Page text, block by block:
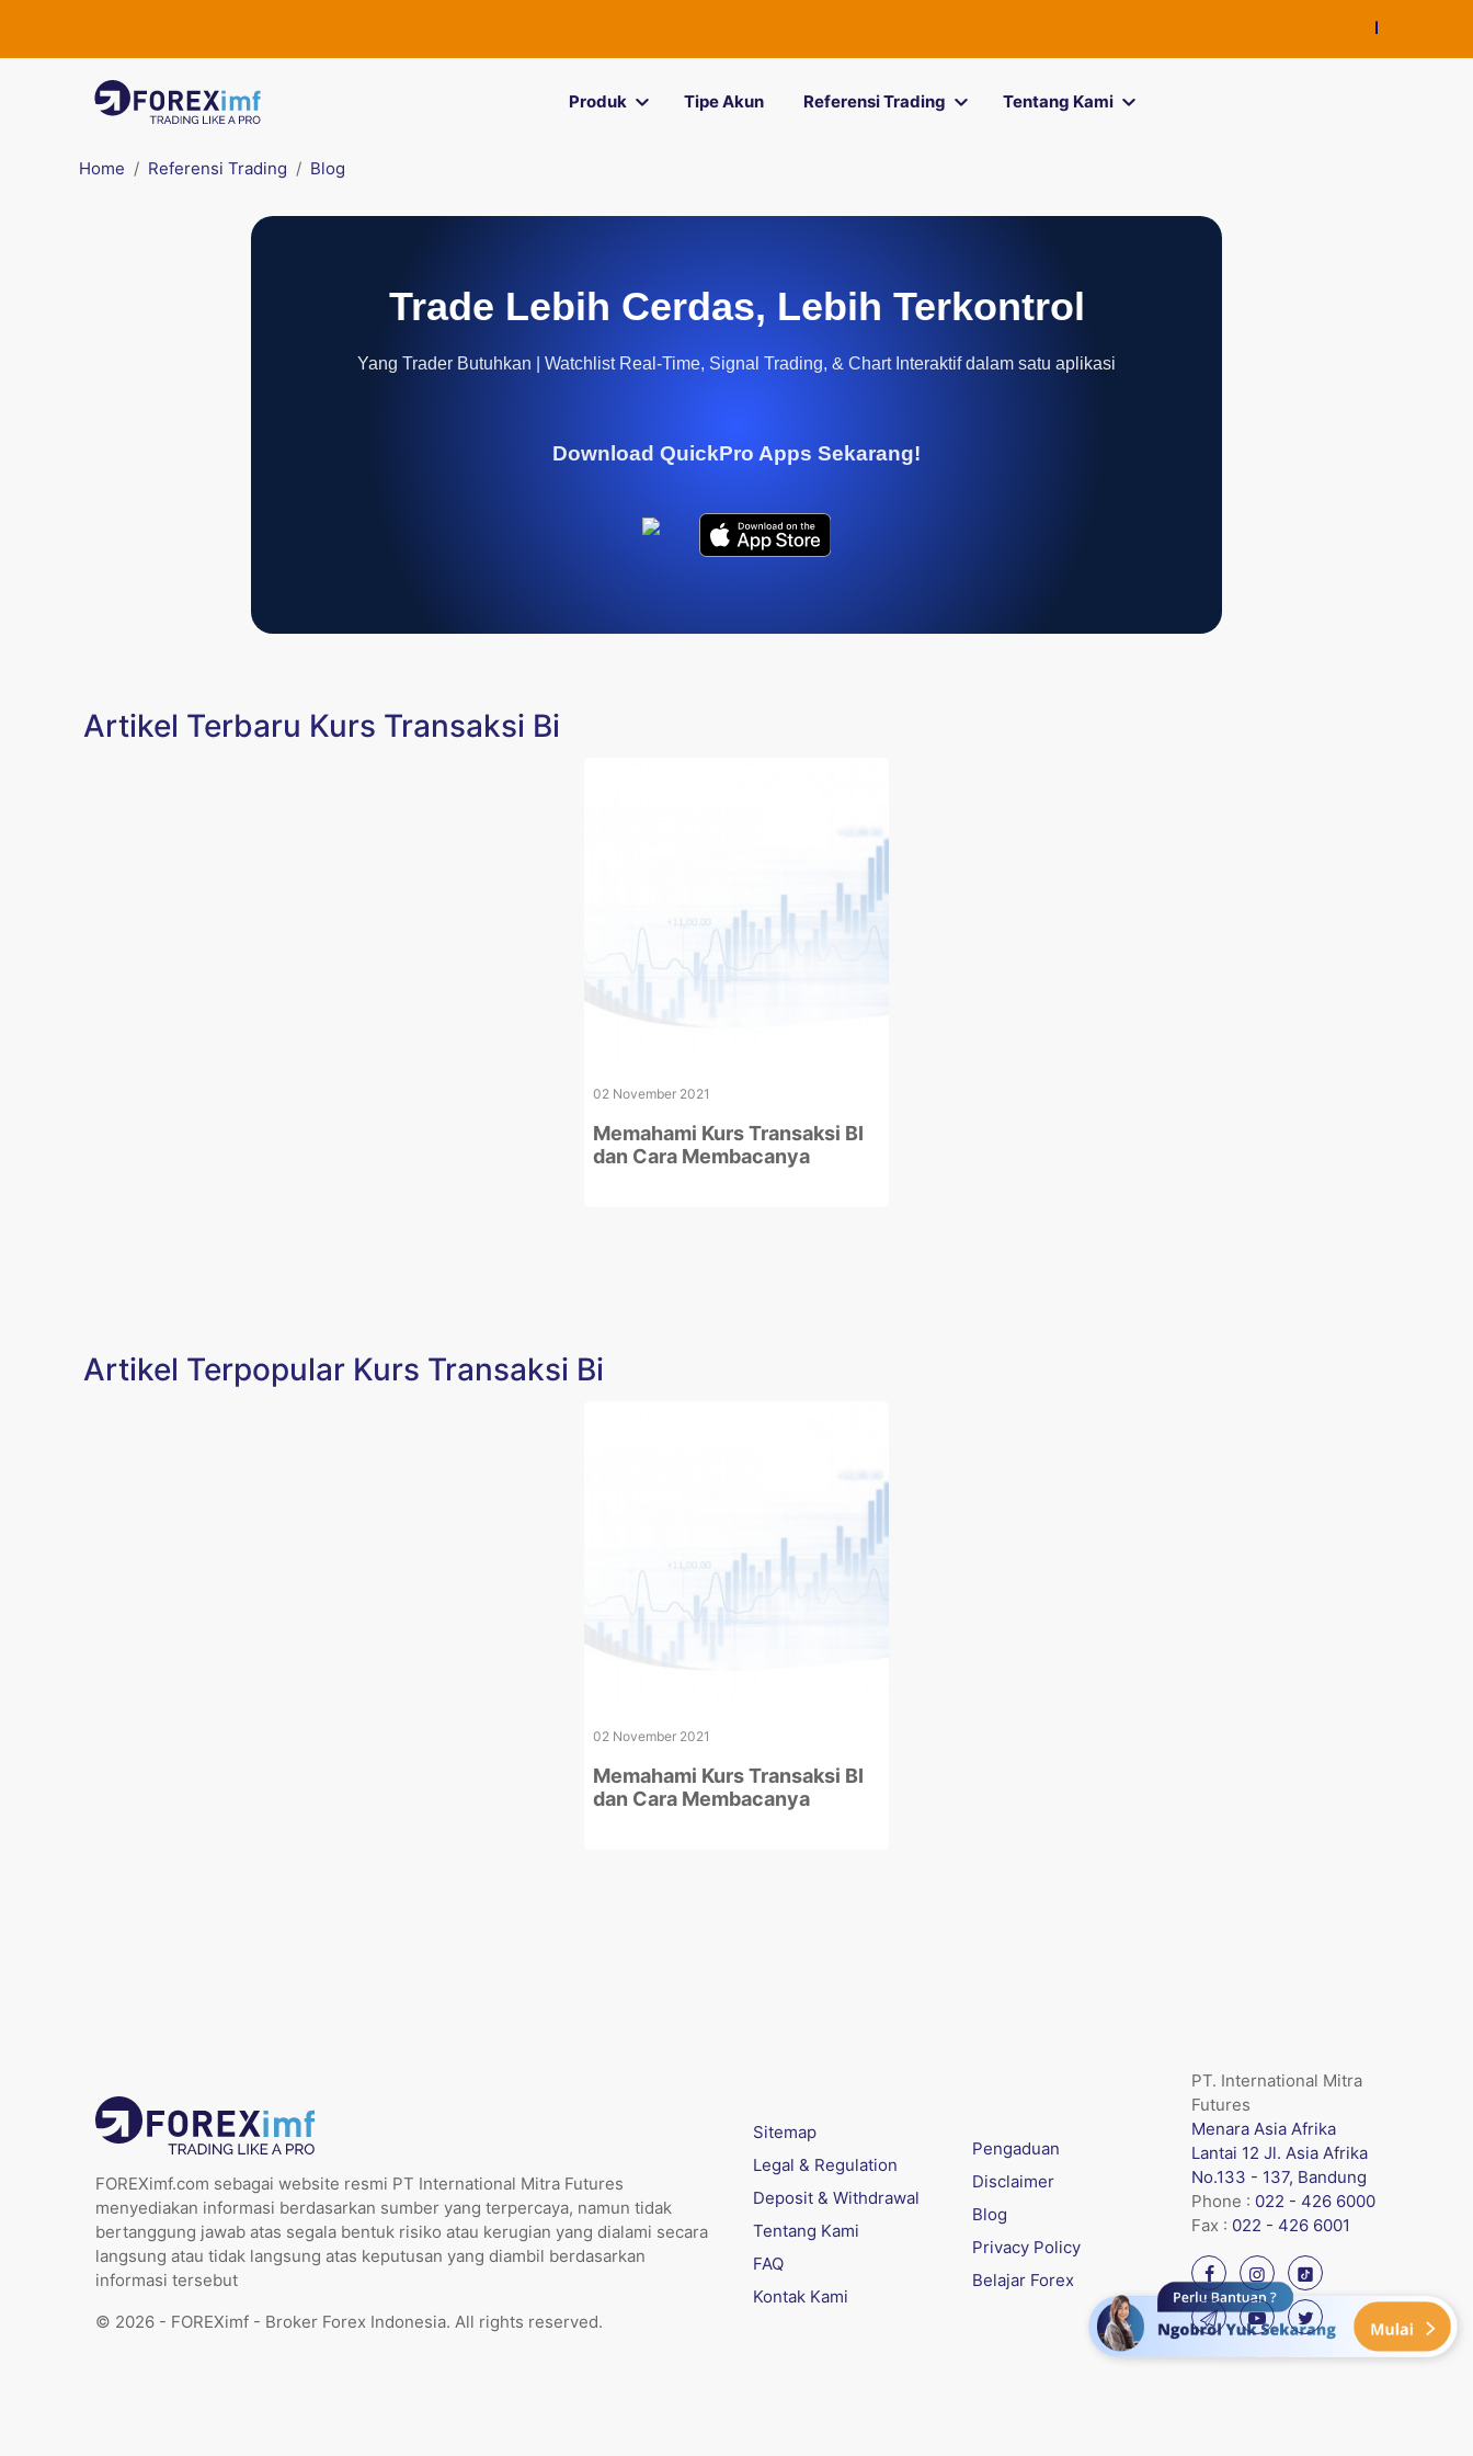
FOREXimf
Produk Tipe Akun Referensi Trading Tentang Kami
Home Referensi Trading Blog
Trade Lebih Cerdas, Lebih Terkontrol
Yang Trader Butuhkan | Watchlist Real-Time, Signal Trading, & Chart Interaktif dalam satu aplikasi
Download QuickPro Apps Sekarang!
Artikel Terbaru Kurs Transaksi Bi
02 November 2021
Memahami Kurs Transaksi BI
dan Cara Membacanya
Artikel Terpopular Kurs Transaksi Bi
02 November 2021
Memahami Kurs Transaksi BI
dan Cara Membacanya
FOREXimf.com sebagai website resmi PT International Mitra Futures
menyediakan informasi berdasarkan sumber yang terpercaya, namun tidak
bertanggung jawab atas segala bentuk risiko atau kerugian yang dialami secara
langsung atau tidak langsung atas keputusan yang diambil berdasarkan
informasi tersebut
© 2026 - FOREXimf - Broker Forex Indonesia. All rights reserved.
Sitemap
Legal & Regulation
Deposit & Withdrawal
Tentang Kami
FAQ
Kontak Kami
Pengaduan
Disclaimer
Blog
Privacy Policy
Belajar Forex
PT. International Mitra
Futures
Menara Asia Afrika
Lantai 12 Jl. Asia Afrika
No.133 - 137, Bandung
Phone : 022 - 426 6000
Fax : 022 - 426 6001